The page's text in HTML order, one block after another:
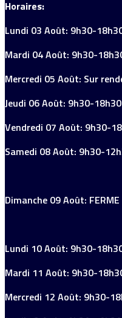
Horaires:
Lundi 03 Août: 9h30-
Mardi 04 Août: 9h30-
Mercredi 05 Août: Sur
Jeudi 06 Août: 9h30-18h30
Vendredi 07 Août: 9h30-
Samedi 08 Août: 9h30-
Dimanche 09 Août: FERME
Lundi 10 Août: 9h30-
Mardi 11 Août: 9h30-
Mercredi 12 Août: 9h30-